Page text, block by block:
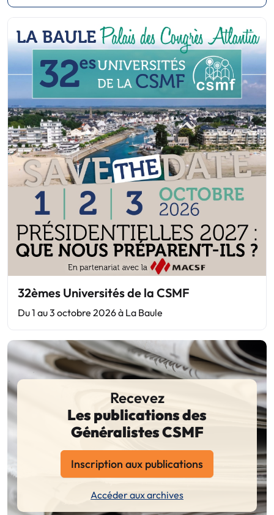
32èmes Universités de la CSMF
Du 1 au 3 octobre 2026 à La Baule
Recevez
Les publications des
Généralistes CSMF
Inscription aux publications
Accéder aux archives